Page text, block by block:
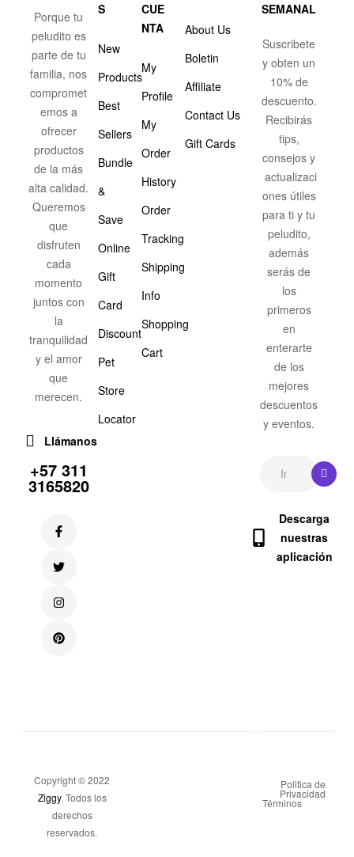
Porque tu
peludito es
parte de tu
familia, nos
compromet
emos a
ofrecer
productos
de la más
alta calidad.
Queremos
que
disfruten
cada
momento
juntos con
la
tranquilidad
y el amor
que
merecen.
Llámanos
+57 311
3165820
S
New
Products
Best
Sellers
Bundle
&
Save
Online
Gift
Card
Discount
Pet
Store
Locator
CUE
NTA
My
Profile
My
Order
History
Order
Tracking
Shipping
Info
Shopping
Cart
About Us
Boletin
Affiliate
Contact Us
Gift Cards
SEMANAL
Suscribete
y obten un
10% de
descuento.
Recibirás
tips,
consejos y
actualizaci
ones útiles
para ti y tu
peludito,
además
serás de
los
primeros
en
enterarte
de los
mejores
descuentos
y eventos.
Descarga
nuestras
aplicación
Copyright © 2022
Ziggy. Todos los
derechos
reservados.
Politica de
Privacidad
Términos